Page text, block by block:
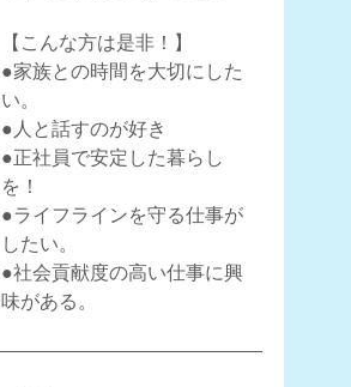
【こんな方は是非！】
●家族との時間を大切にした
い。
●人と話すのが好き
●正社員で安定した暮らし
を！
●ライフラインを守る仕事が
したい。
●社会貢献度の高い仕事に興
味がある。